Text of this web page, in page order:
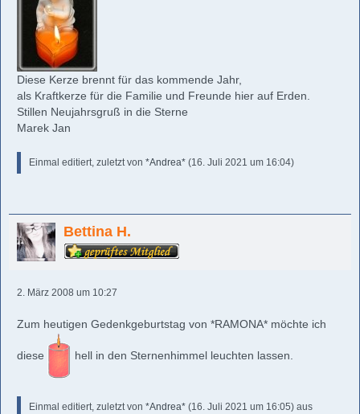
Diese Kerze brennt für das kommende Jahr,
als Kraftkerze für die Familie und Freunde hier auf Erden.
Stillen Neujahrsgruß in die Sterne
Marek Jan
Einmal editiert, zuletzt von *Andrea* (16. Juli 2021 um 16:04)
Bettina H.
2. März 2008 um 10:27
Zum heutigen Gedenkgeburtstag von *RAMONA* möchte ich
diese hell in den Sternenhimmel leuchten lassen.
Einmal editiert, zuletzt von *Andrea* (16. Juli 2021 um 16:05) aus